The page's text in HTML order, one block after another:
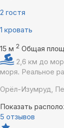
2 гостя
1 кровать
15 м 2 Общая
2,6 км до
моря. Реальное
Орёл-Изумруд,
Показать
5 отзывов